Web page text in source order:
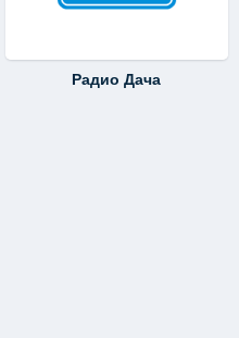
Радио Дача